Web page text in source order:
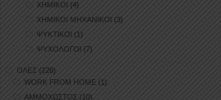
ΧΗΜΙΚΟΙ (4)
ΧΗΜΙΚΟΙ ΜΗΧΑΝΙΚΟΙ (3)
ΨΥΚΤΙΚΟΙ (1)
ΨΥΧΟΛΟΓΟΙ (7)
ΟΛΕΣ (228)
WORK FROM HOME (1)
ΑΜΜΟΧΩΣΤΟΣ (10)